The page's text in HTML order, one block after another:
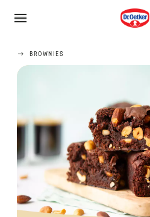
BROWNIES